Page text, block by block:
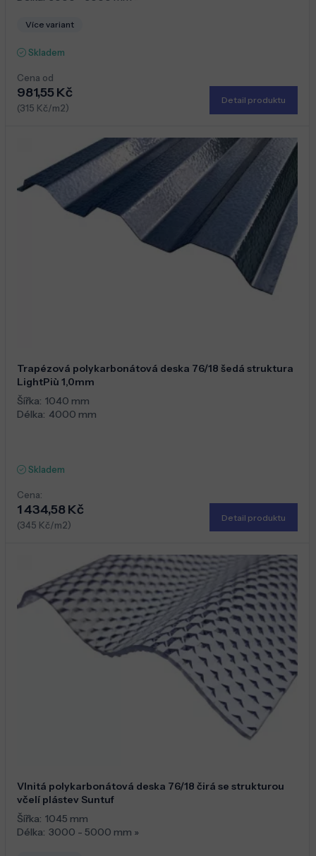
Více variant
Skladem
Cena od
981,55 Kč
(315 Kč/m2)
Detail produktu
Trapézová polykarbonátová deska 76/18 šedá struktura
LightPiù 1,0mm
Šířka: 1040 mm
Délka: 4000 mm
Skladem
Cena:
1 434,58 Kč
(345 Kč/m2)
Detail produktu
Vlnitá polykarbonátová deska 76/18 čirá se strukturou
včelí plástev Suntuf
Šířka: 1045 mm
Délka: 3000 - 5000 mm »